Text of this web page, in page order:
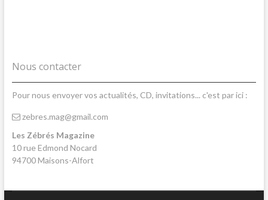
Nous contacter
Pour nous envoyer vos actualités, CD, invitations... c'est par ici :
zebres.mag@gmail.com
Les Zébrés Magazine
10 rue Edmond Nocard
94700 Maisons-Alfort